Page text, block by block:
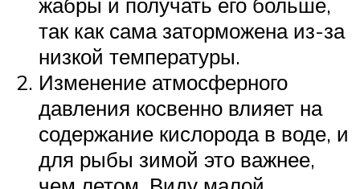
так как сама заторможена из-за
низкой температуры.
Изменение атмосферного
давления косвенно влияет на
содержание кислорода в воде, и
для рыбы зимой это важнее,